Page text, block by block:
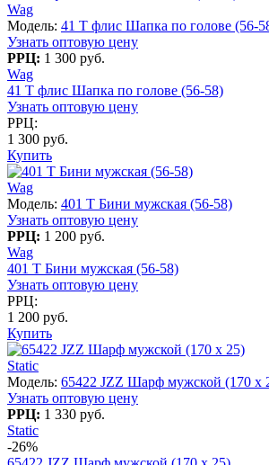
Wag
Модель: 41 T флис Шапка по голове (56-
Узнать оптовую цену
РРЦ: 1 300 руб.
Wag
41 T флис Шапка по голове (56-58)
Узнать оптовую цену
РРЦ:
1 300 руб.
Купить
Wag
Модель: 401 T Бини мужская (56-58)
Узнать оптовую цену
РРЦ: 1 200 руб.
Wag
401 T Бини мужская (56-58)
Узнать оптовую цену
РРЦ:
1 200 руб.
Купить
Static
Модель: 65422 JZZ Шарф мужской (170 x
Узнать оптовую цену
РРЦ: 1 330 руб.
Static
-26%